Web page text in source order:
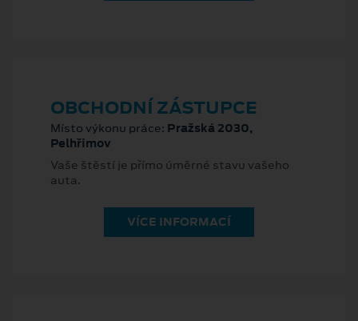
OBCHODNÍ ZÁSTUPCE
Místo výkonu práce: Pražská 2030,
Pelhřimov
Vaše štěstí je přímo úměrné stavu vašeho
auta.
VÍCE INFORMACÍ